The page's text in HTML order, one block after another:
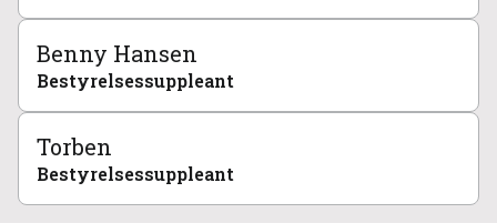
Benny Hansen
Bestyrelsessuppleant
Torben
Bestyrelsessuppleant